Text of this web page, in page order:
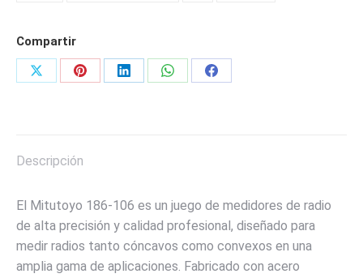
Compartir
Share
Share
Share
Share
Share
Descripción
El Mitutoyo 186-106 es un juego de medidores de radio
de alta precisión y calidad profesional, diseñado para
medir radios tanto cóncavos como convexos en una
amplia gama de aplicaciones. Fabricado con acero